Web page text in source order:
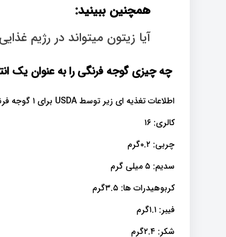
همچنین ببینید:
آیا زیتون میتواند در رژیم
چه چیزی گوجه فرنگی را به عنوان یک
اطلاعات تغذیه ای زیر توسط USDA برای ۱ گوجه فرنگی کوچک حدود (۹۱گرم) ارائه شده است:.
کالری: ۱۶
چربی: ۰.۲گرم
سدیم: ۵ میلی گرم
کربوهیدرات ها: ۳.۵گرم
فیبر: ۱.۱گرم
شکر: ۲.۴گرم